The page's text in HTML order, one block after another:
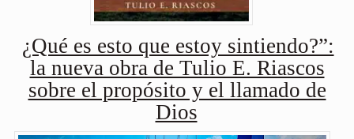
¿Qué es esto que estoy sintiendo?”:
la nueva obra de Tulio E. Riascos
sobre el propósito y el llamado de
Dios